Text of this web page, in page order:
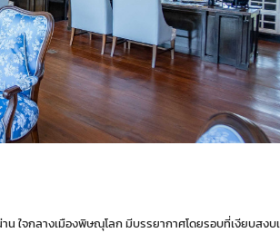
ใจกลางเมืองพิษณุโลก มีบรรยากาศโดยรอบที่เงียบสงบ